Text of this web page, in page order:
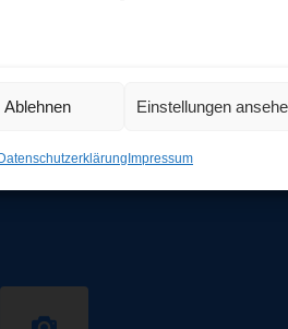
Ablehnen Einstellungen
Datenschutzerklärung Impressum